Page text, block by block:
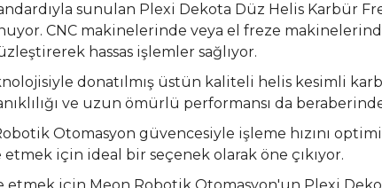
sunulan Plexi Dekota Düz Helis Karbür
CNC makinelerinde veya el freze
hassas işlemler sağlıyor.
donatılmış üstün kaliteli helis kesimli
ve uzun ömürlü performansı da
Otomasyon güvencesiyle işleme hızını
için ideal bir seçenek olarak öne çıkıyor.